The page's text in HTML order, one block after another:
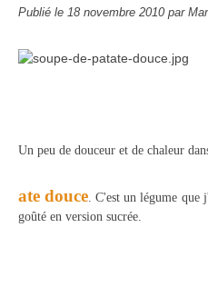
Publié le 18 novembre 2010 par
Un peu de douceur et de chaleur
ate douce. C'est un légume que
goûté en version sucrée.